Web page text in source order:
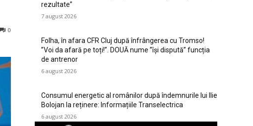
0
rezultate”
7 august 2026
Folha, în afara CFR Cluj după înfrângerea cu Tromso!
”Voi da afară pe toți!”. DOUĂ nume ”își dispută” funcția
de antrenor
6 august 2026
Consumul energetic al românilor după îndemnurile lui Ilie
Bolojan la reținere: Informațiile Transelectrica
6 august 2026